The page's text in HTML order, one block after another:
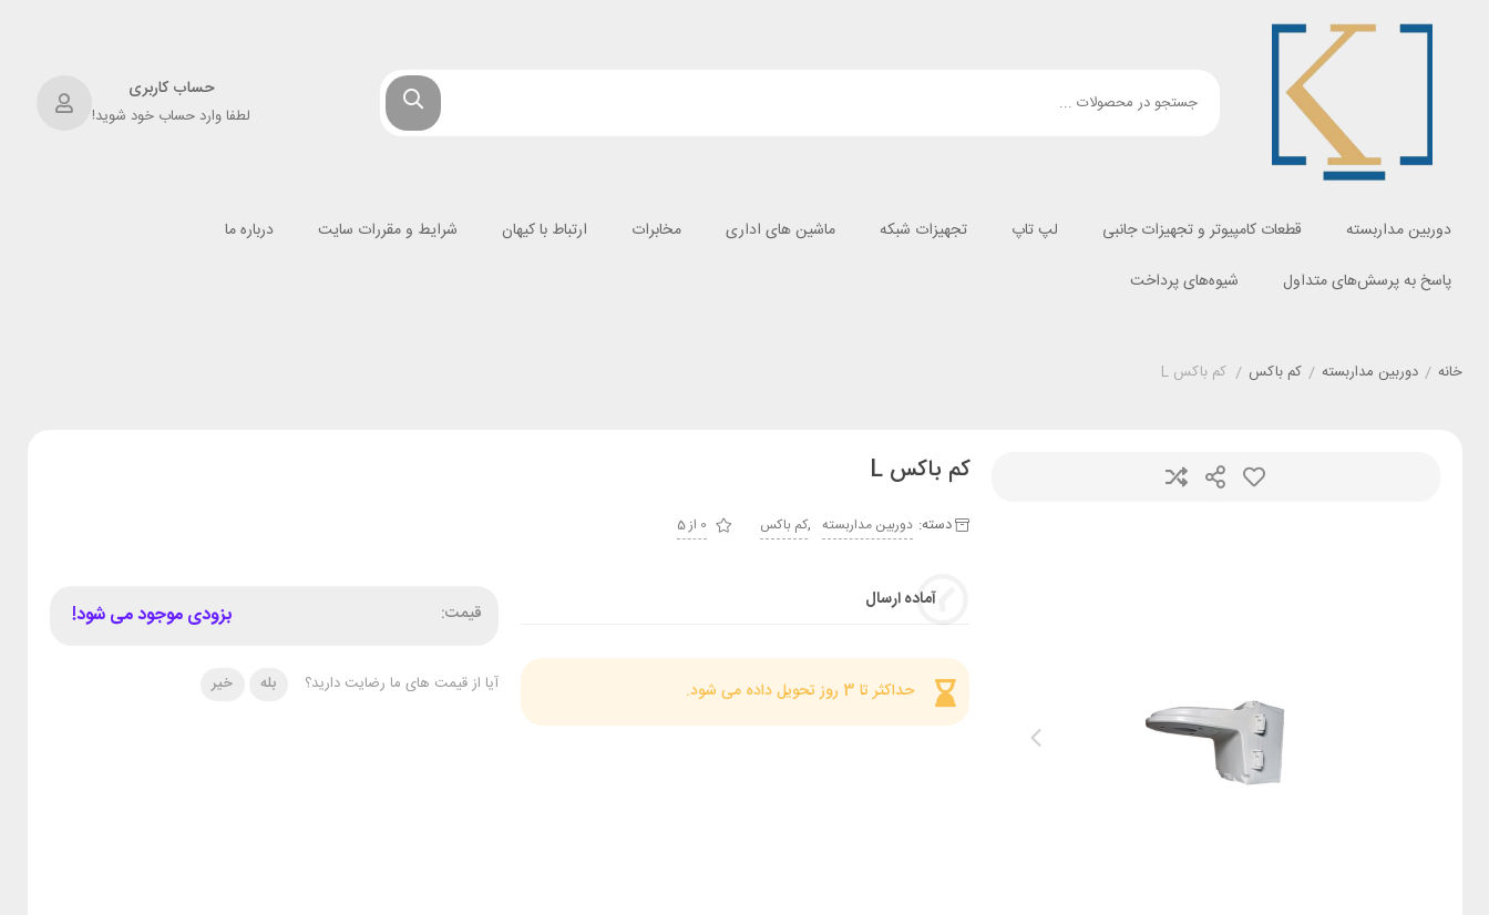
حساب کاربری
لطفا وارد حساب خود شوید!
دوربین مداربسته قطعات کامپیوتر و تجهیزات جانبی لپ تاپ تجهیزات شبکه ماشین های اداری مخابرات ارتباط با کیهان شرایط و مقررات سایت
درباره ما
پاسخ به پرسش‌های متداول
شیوه‌های پرداخت
خانه / دوربین مداربسته / کم باکس / کم باکس L
کم باکس L
دسته: دوربین مداربسته ,کم باکس 0 از 5
آماده ارسال
حداکثر تا 3 روز تحویل داده می شود.
قیمت: بزودی موجود می شود!
آیا از قیمت های ما رضایت دارید؟ بله خیر